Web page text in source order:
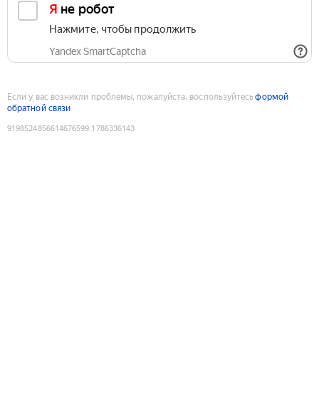
Я не робот
Нажмите, чтобы продолжить
Yandex SmartCaptcha
Если у вас возникли проблемы, пожалуйста, воспользуйтесьформой
обратной связи
9198524856614676599:1786336143